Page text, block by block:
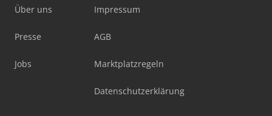
Über uns
Presse
Jobs
Impressum
AGB
Marktplatzregeln
Datenschutzerklärung